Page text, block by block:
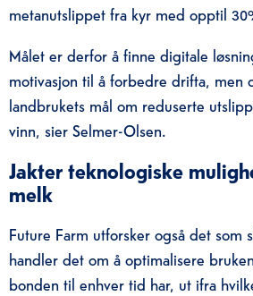
metanutslippet fra kyr med opptil
Målet er derfor å finne digitale
motivasjon til å forbedre drifta, men
landbrukets mål om reduserte
vinn, sier Selmer-Olsen.
Jakter teknologiske
melk
Future Farm utforsker også det som
handler det om å optimalisere
bonden til enhver tid har, ut ifra